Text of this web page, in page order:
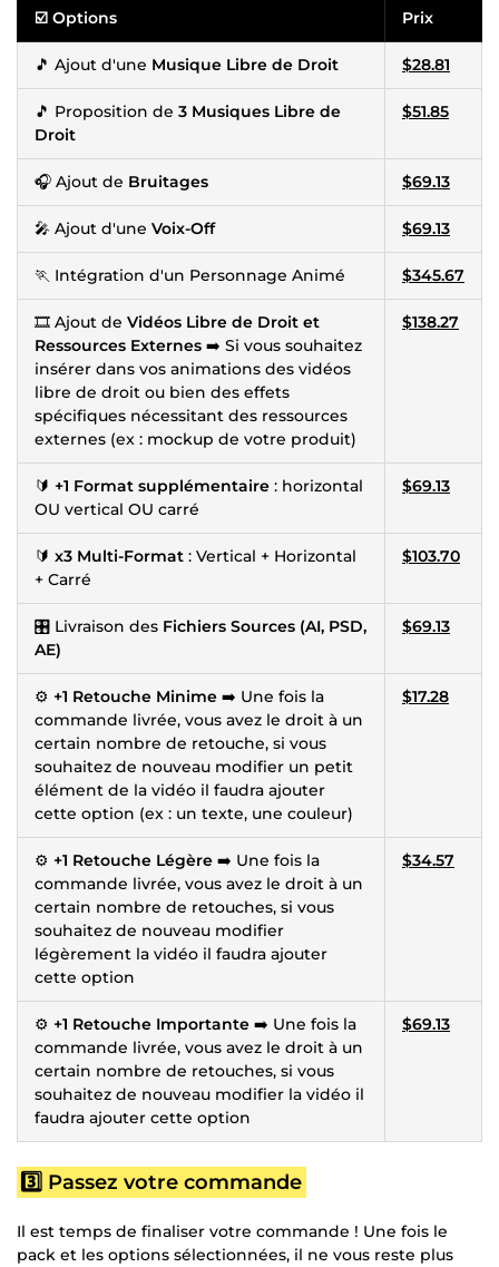
☑️ Options Prix
🎵 Ajout d'une Musique Libre de Droit $28.81
🎵 Proposition de 3 Musiques Libre de
Droit
$51.85
🎧 Ajout de Bruitages $69.13
🎤 Ajout d'une Voix-Off $69.13
🏃 Intégration d'un Personnage Animé $345.67
🎞 Ajout de Vidéos Libre de Droit et
Ressources Externes ➡️ Si vous souhaitez
insérer dans vos animations des vidéos
libre de droit ou bien des effets
spécifiques nécessitant des ressources
externes (ex : mockup de votre produit)
$138.27
🔰 +1 Format supplémentaire : horizontal
OU vertical OU carré
$69.13
🔰 x3 Multi-Format : Vertical + Horizontal
+ Carré
$103.70
🎛 Livraison des Fichiers Sources (AI, PSD,
AE)
$69.13
⚙️ +1 Retouche Minime ➡️ Une fois la
commande livrée, vous avez le droit à un
certain nombre de retouche, si vous
souhaitez de nouveau modifier un petit
élément de la vidéo il faudra ajouter
cette option (ex : un texte, une couleur)
$17.28
⚙️ +1 Retouche Légère ➡️ Une fois la
commande livrée, vous avez le droit à un
certain nombre de retouches, si vous
souhaitez de nouveau modifier
légèrement la vidéo il faudra ajouter
cette option
$34.57
⚙️ +1 Retouche Importante ➡️ Une fois la
commande livrée, vous avez le droit à un
certain nombre de retouches, si vous
souhaitez de nouveau modifier la vidéo il
faudra ajouter cette option
$69.13
3️⃣ Passez votre commande
Il est temps de finaliser votre commande ! Une fois le
pack et les options sélectionnées, il ne vous reste plus